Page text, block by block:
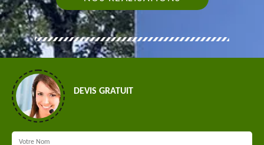
DEVIS GRATUIT